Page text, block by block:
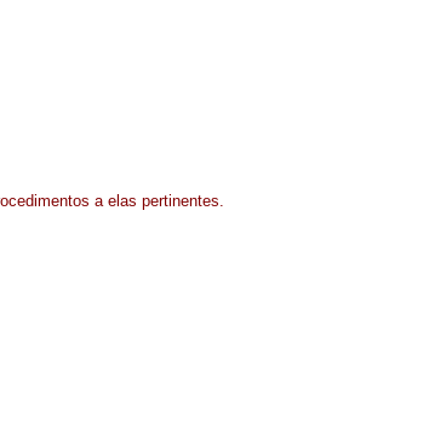
a elas pertinentes.